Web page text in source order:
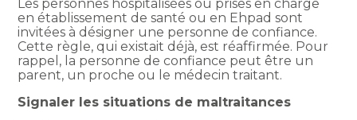
Les personnes hospitalisées ou prises en charge
en établissement de santé ou en Ehpad sont
invitées à désigner une personne de confiance.
Cette règle, qui existait déjà, est réaffirmée. Pour
rappel, la personne de confiance peut être un
parent, un proche ou le médecin traitant.
Signaler les situations de maltraitances